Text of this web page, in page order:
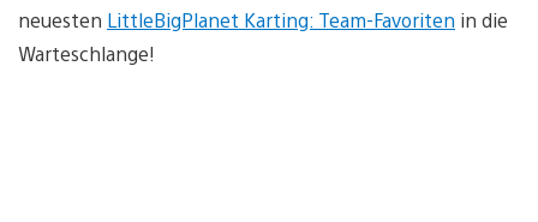
neuesten LittleBigPlanet Karting: Team-Favoriten in die
Warteschlange!